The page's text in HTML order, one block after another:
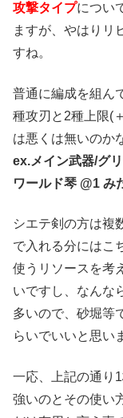
攻撃タイプについ
ますが、やはりリ
すね。
普通に編成を組ん
種攻刃と2種上限(
は悪くは無いのか
ex.メイン武器/グ
ワールド琴 @1 み
シエテ剣の方は複
で入れる分にはこ
使うリソースを考
いですし、なんな
多いので、砂堀等
らいでいいと思い
一応、上記の通り
強いのとその使い